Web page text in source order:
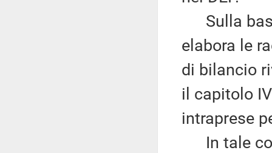
Sulla
elabora le
di bilancio
il capitolo
intraprese
In tale